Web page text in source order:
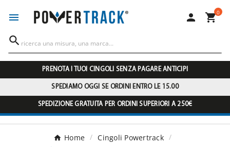
  0

PRENOTA I TUOI CINGOLI SENZA PAGARE ANTICIPI
SPEDIAMO OGGI SE ORDINI ENTRO LE 15.00
SPEDIZIONE GRATUITA PER ORDINI SUPERIORI A 250€
Home
Cingoli Powertrack